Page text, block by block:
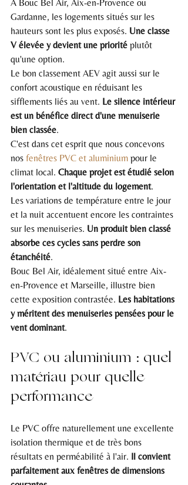
À Bouc Bel Air, Aix-en-Provence ou
Gardanne, les logements situés sur les
hauteurs sont les plus exposés. Une classe
V élevée y devient une priorité plutôt
qu'une option.
Le bon classement AEV agit aussi sur le
confort acoustique en réduisant les
sifflements liés au vent. Le silence intérieur
est un bénéfice direct d'une menuiserie
bien classée.
C'est dans cet esprit que nous concevons
nos fenêtres PVC et aluminium pour le
climat local. Chaque projet est étudié selon
l'orientation et l'altitude du logement.
Les variations de température entre le jour
et la nuit accentuent encore les contraintes
sur les menuiseries. Un produit bien classé
absorbe ces cycles sans perdre son
étanchéité.
Bouc Bel Air, idéalement situé entre Aix-
en-Provence et Marseille, illustre bien
cette exposition contrastée. Les habitations
y méritent des menuiseries pensées pour le
vent dominant.
PVC ou aluminium : quel
matériau pour quelle
performance
Le PVC offre naturellement une excellente
isolation thermique et de très bons
résultats en perméabilité à l'air. Il convient
parfaitement aux fenêtres de dimensions